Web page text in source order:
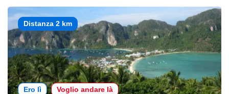
Distanza 2 km
Ero lì Voglio andare là